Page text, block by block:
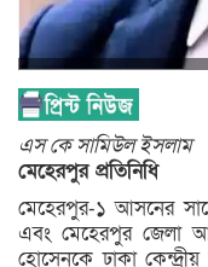
এস কে সামিউল ইসলাম
মেহেরপুর প্রতিনিধি
মেহেরপুর-১ আসনের
এবং মেহেরপুর জেলা
হোসেনকে ঢাকা